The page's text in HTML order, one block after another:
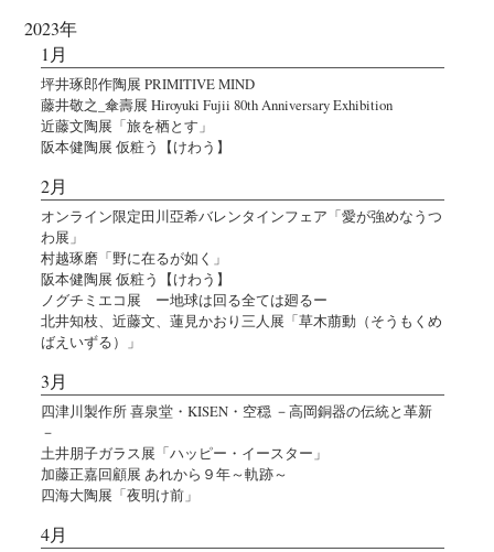
2023年
1月
坪井琢郎作陶展 PRIMITIVE MIND
藤井敬之_傘壽展 Hiroyuki Fujii 80th Anniversary Exhibition
近藤文陶展「旅を栖とす」
阪本健陶展 仮粧う【けわう】
2月
オンライン限定田川亞希バレンタインフェア「愛が強めなうつ
わ展」
村越琢磨「野に在るが如く」
阪本健陶展 仮粧う【けわう】
ノグチミエコ展 ー地球は回る全ては廻るー
北井知枝、近藤文、蓮見かおり三人展「草木萠動（そうもくめ
ばえいずる）」
3月
四津川製作所 喜泉堂・KISEN・空穏 －高岡銅器の伝統と革新
－
土井朋子ガラス展「ハッピー・イースター」
加藤正嘉回顧展 あれから９年～軌跡～
四海大陶展「夜明け前」
4月